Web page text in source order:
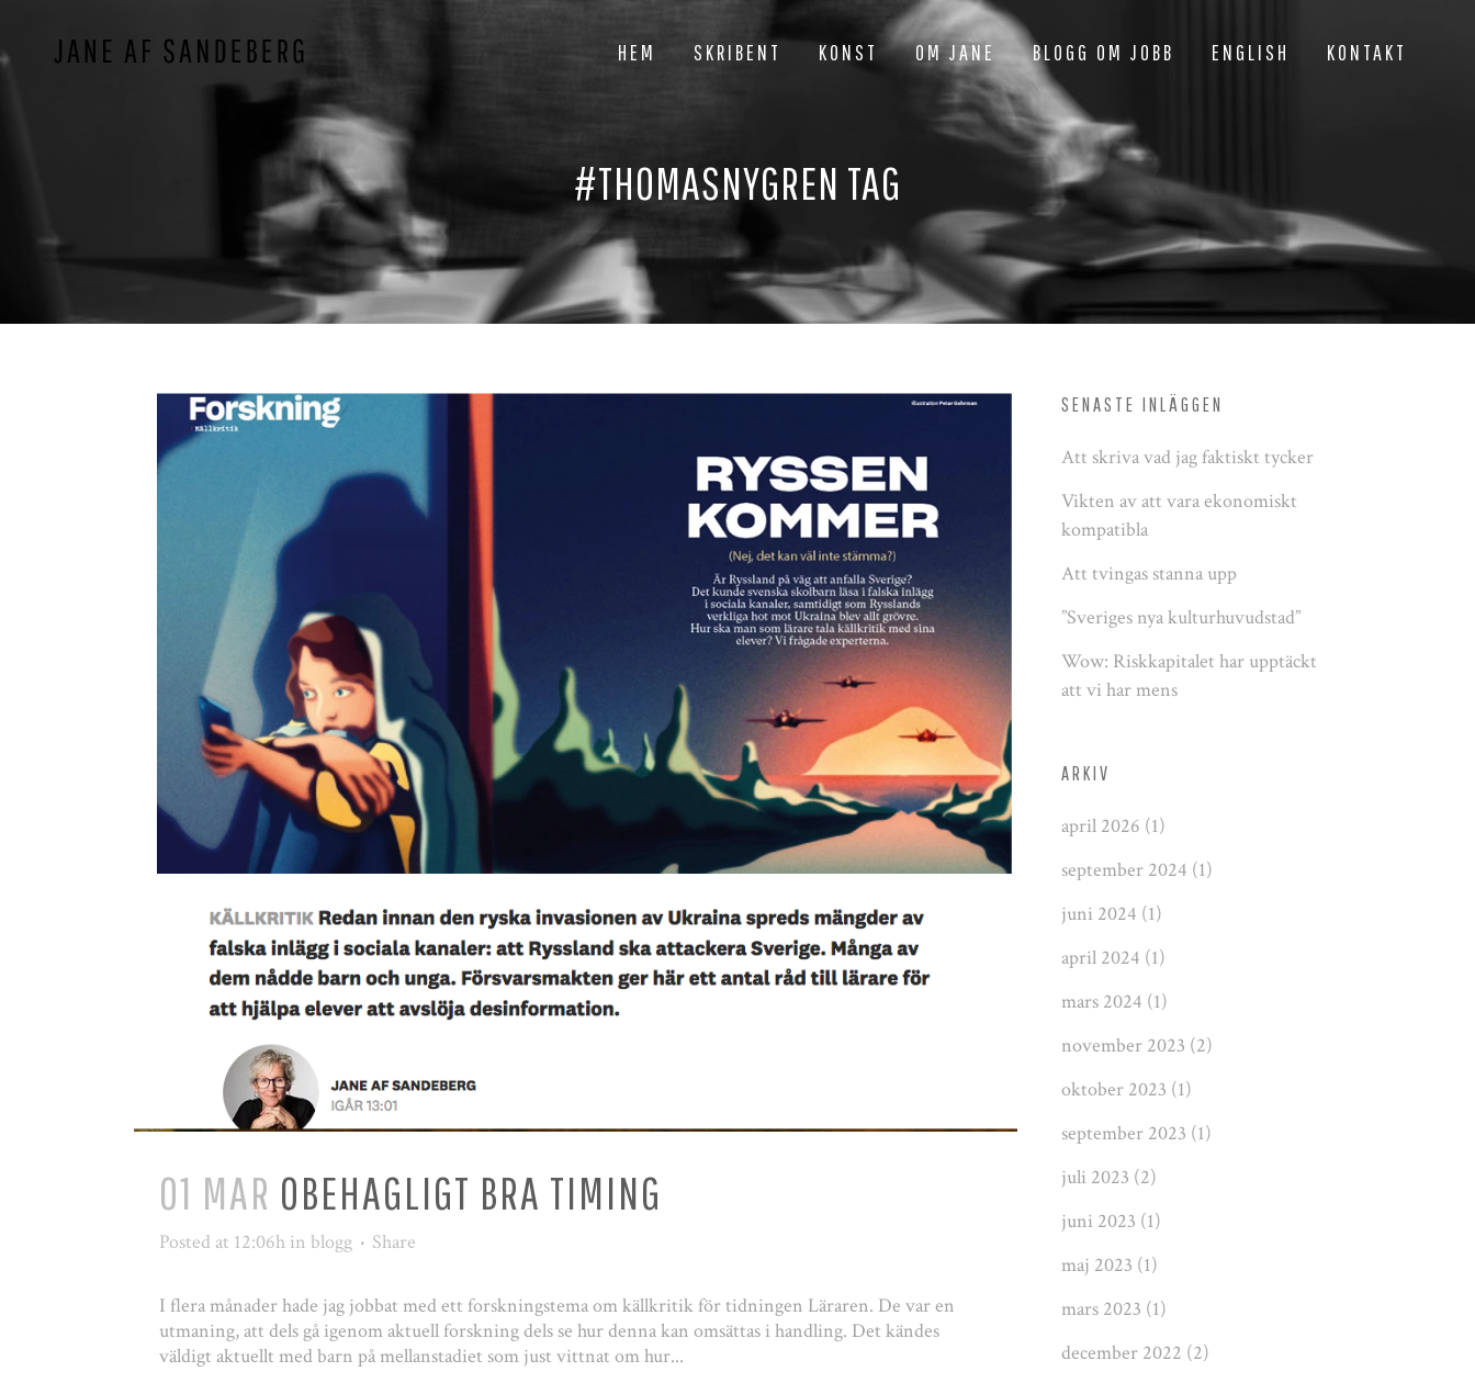
HEM SKRIBENT KONST OM JANE BLOGG OM JOBB ENGLISH KONTAKT
#THOMASNYGREN TAG
01 MAR OBEHAGLIGT BRA TIMING
Posted at 12:06h in blogg Share
I flera månader hade jag jobbat med ett forskningstema om källkritik för tidningen Läraren. De var en
utmaning, att dels gå igenom aktuell forskning dels se hur denna kan omsättas i handling. Det kändes
väldigt aktuellt med barn på mellanstadiet som just vittnat om hur...
SENASTE INLÄGGEN
Att skriva vad jag faktiskt tycker
Vikten av att vara ekonomiskt
kompatibla
Att tvingas stanna upp
”Sveriges nya kulturhuvudstad”
Wow: Riskkapitalet har upptäckt
att vi har mens
ARKIV
april 2026 (1)
september 2024 (1)
juni 2024 (1)
april 2024 (1)
mars 2024 (1)
november 2023 (2)
oktober 2023 (1)
september 2023 (1)
juli 2023 (2)
juni 2023 (1)
maj 2023 (1)
mars 2023 (1)
december 2022 (2)